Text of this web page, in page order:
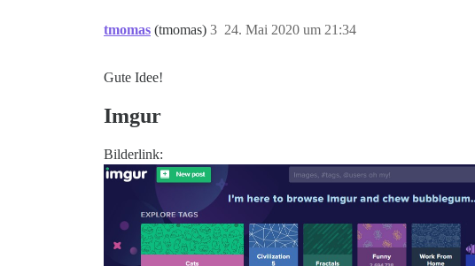
tmomas (tmomas) 24. Mai 2020 um 21:34
3
Gute Idee!
Imgur
Bilderlink: